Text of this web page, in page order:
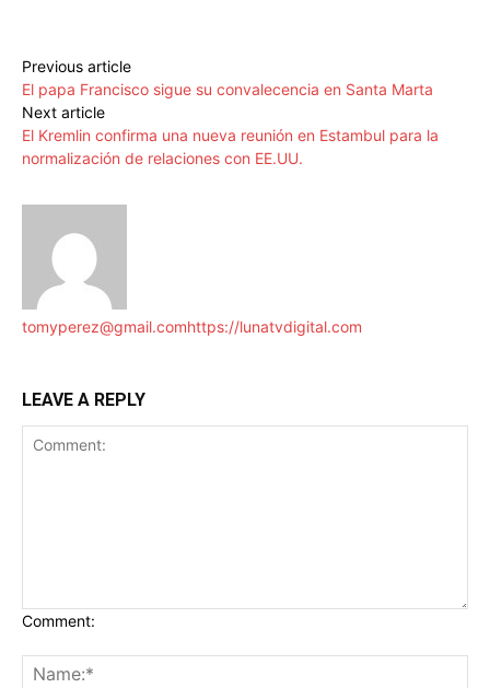
Previous article
El papa Francisco sigue su convalecencia en Santa Marta
Next article
El Kremlin confirma una nueva reunión en Estambul para la
normalización de relaciones con EE.UU.
tomyperez@gmail.comhttps://lunatvdigital.com
LEAVE A REPLY
Comment: